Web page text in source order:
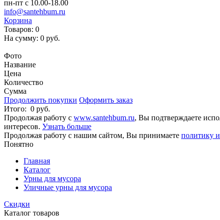
пн-пт с 10.00-18.00
info@santehbum.ru
Корзина
Товаров: 0
На сумму: 0 руб.
Фото
Название
Цена
Количество
Сумма
Продолжить покупки Оформить заказ
Итого: 0 руб.
Продолжая работу с www.santehbum.ru, Вы подтверждаете
интересов. Узнать больше
Продолжая работу с нашим сайтом, Вы принимаете политику
Понятно
Главная
Каталог
Урны для мусора
Уличные урны для мусора
Скидки
Каталог товаров